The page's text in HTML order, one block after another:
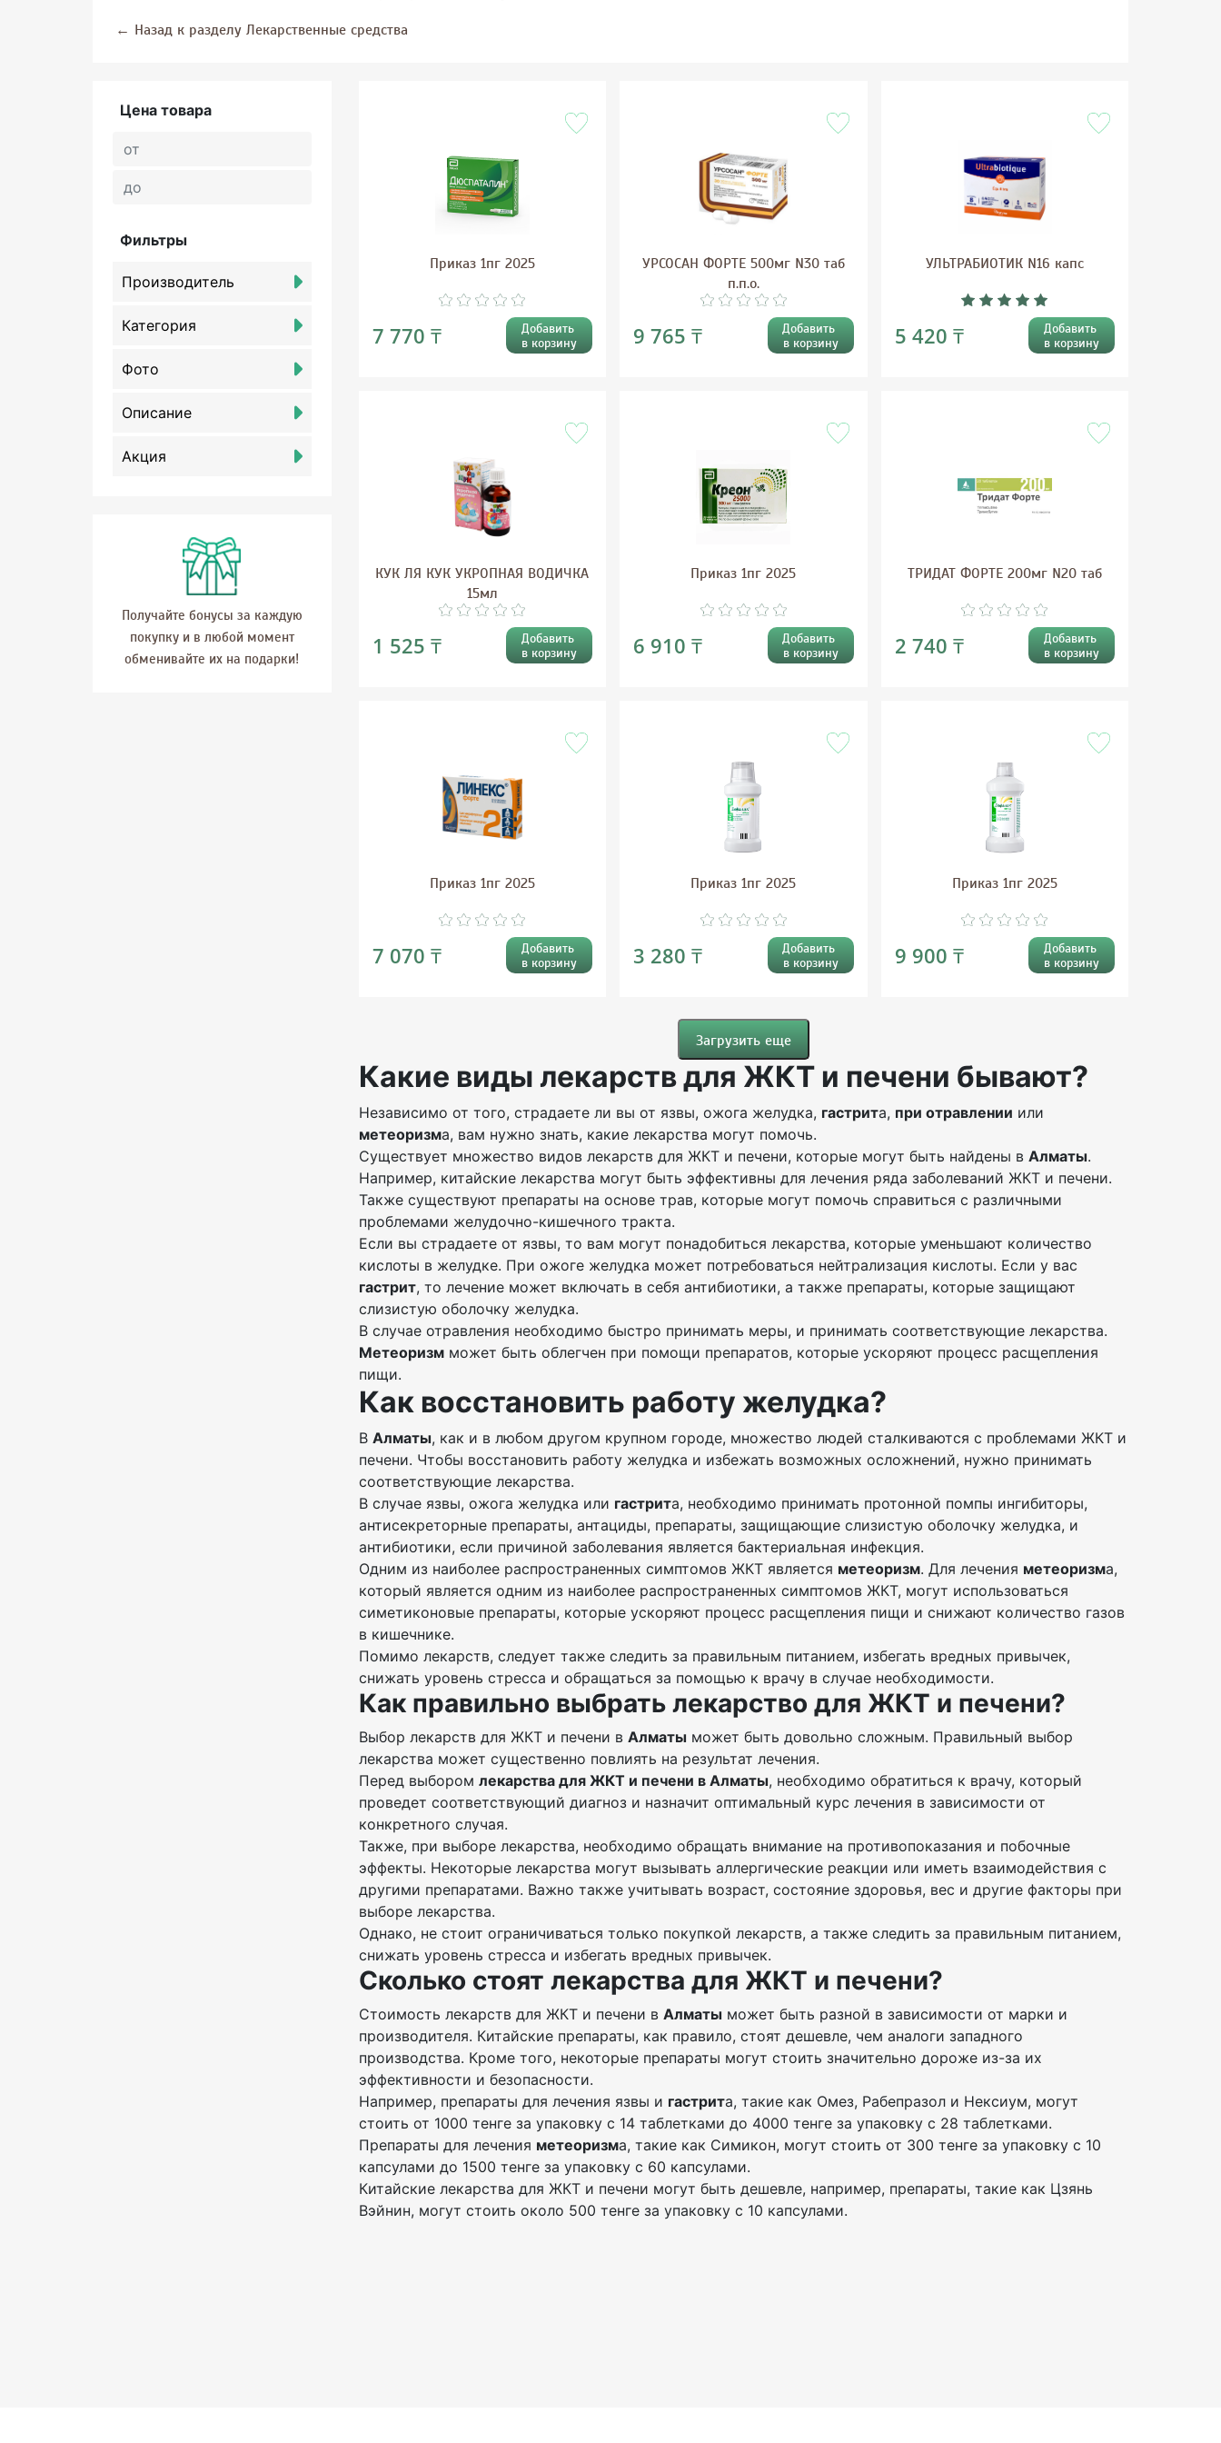
← Назад к разделу Лекарственные средства
Цена товара
Фильтры
Производитель
Категория
Фото
Описание
Акция
Получайте бонусы за каждую
покупку и в любой момент
обменивайте их на подарки!
Приказ 1пг 2025
7 770 ₸
Добавить
в корзину
УРСОСАН ФОРТЕ 500мг N30 таб
п.п.о.
9 765 ₸
Добавить
в корзину
УЛЬТРАБИОТИК N16 капс
5 420 ₸
Добавить
в корзину
КУК ЛЯ КУК УКРОПНАЯ ВОДИЧКА
15мл
1 525 ₸
Добавить
в корзину
Приказ 1пг 2025
6 910 ₸
Добавить
в корзину
ТРИДАТ ФОРТЕ 200мг N20 таб
2 740 ₸
Добавить
в корзину
Приказ 1пг 2025
7 070 ₸
Добавить
в корзину
Приказ 1пг 2025
3 280 ₸
Добавить
в корзину
Приказ 1пг 2025
9 900 ₸
Добавить
в корзину
Загрузить еще
Какие виды лекарств для ЖКТ и печени бывают?
Независимо от того, страдаете ли вы от язвы, ожога желудка, гастрита, при отравлении или
метеоризма, вам нужно знать, какие лекарства могут помочь.
Существует множество видов лекарств для ЖКТ и печени, которые могут быть найдены в Алматы.
Например, китайские лекарства могут быть эффективны для лечения ряда заболеваний ЖКТ и печени.
Также существуют препараты на основе трав, которые могут помочь справиться с различными
проблемами желудочно-кишечного тракта.
Если вы страдаете от язвы, то вам могут понадобиться лекарства, которые уменьшают количество
кислоты в желудке. При ожоге желудка может потребоваться нейтрализация кислоты. Если у вас
гастрит, то лечение может включать в себя антибиотики, а также препараты, которые защищают
слизистую оболочку желудка.
В случае отравления необходимо быстро принимать меры, и принимать соответствующие лекарства.
Метеоризмможет быть облегчен при помощи препаратов, которые ускоряют процесс расщепления
пищи.
Как восстановить работу желудка?
В Алматы, как и в любом другом крупном городе, множество людей сталкиваются с проблемами ЖКТ и
печени. Чтобы восстановить работу желудка и избежать возможных осложнений, нужно принимать
соответствующие лекарства.
В случае язвы, ожога желудка или гастрита, необходимо принимать протонной помпы ингибиторы,
антисекреторные препараты, антациды, препараты, защищающие слизистую оболочку желудка, и
антибиотики, если причиной заболевания является бактериальная инфекция.
Одним из наиболее распространенных симптомов ЖКТ является метеоризм. Для лечения метеоризма,
который является одним из наиболее распространенных симптомов ЖКТ, могут использоваться
симетиконовые препараты, которые ускоряют процесс расщепления пищи и снижают количество газов
в кишечнике.
Помимо лекарств, следует также следить за правильным питанием, избегать вредных привычек,
снижать уровень стресса и обращаться за помощью к врачу в случае необходимости.
Как правильно выбрать лекарство для ЖКТ и печени?
Выбор лекарств для ЖКТ и печени в Алматы может быть довольно сложным. Правильный выбор
лекарства может существенно повлиять на результат лечения.
Перед выбором лекарства для ЖКТ и печени в Алматы, необходимо обратиться к врачу, который
проведет соответствующий диагноз и назначит оптимальный курс лечения в зависимости от
конкретного случая.
Также, при выборе лекарства, необходимо обращать внимание на противопоказания и побочные
эффекты. Некоторые лекарства могут вызывать аллергические реакции или иметь взаимодействия с
другими препаратами. Важно также учитывать возраст, состояние здоровья, вес и другие факторы при
выборе лекарства.
Однако, не стоит ограничиваться только покупкой лекарств, а также следить за правильным питанием,
снижать уровень стресса и избегать вредных привычек.
Сколько стоят лекарства для ЖКТ и печени?
Стоимость лекарств для ЖКТ и печени в Алматы может быть разной в зависимости от марки и
производителя. Китайские препараты, как правило, стоят дешевле, чем аналоги западного
производства. Кроме того, некоторые препараты могут стоить значительно дороже из-за их
эффективности и безопасности.
Например, препараты для лечения язвы и гастрита, такие как Омез, Рабепразол и Нексиум, могут
стоить от 1000 тенге за упаковку с 14 таблетками до 4000 тенге за упаковку с 28 таблетками.
Препараты для лечения метеоризма, такие как Симикон, могут стоить от 300 тенге за упаковку с 10
капсулами до 1500 тенге за упаковку с 60 капсулами.
Китайские лекарства для ЖКТ и печени могут быть дешевле, например, препараты, такие как Цзянь
Вэйнин, могут стоить около 500 тенге за упаковку с 10 капсулами.